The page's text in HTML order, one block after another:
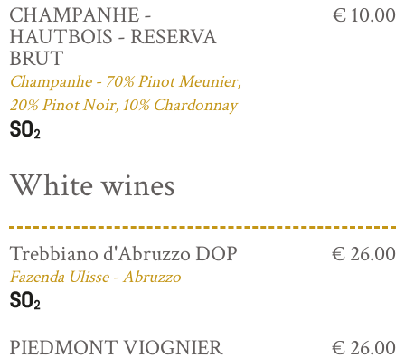
CHAMPANHE -
HAUTBOIS - RESERVA
BRUT
Champanhe - 70% Pinot Meunier,
20% Pinot Noir, 10% Chardonnay
€ 10.00
White wines
Trebbiano d'Abruzzo DOP
Fazenda Ulisse - Abruzzo
€ 26.00
PIEDMONT VIOGNIER € 26.00